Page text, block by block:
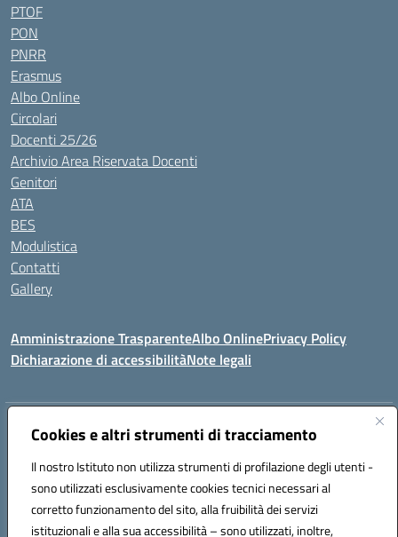
Cookies e altri strumenti di tracciamento
Il nostro Istituto non utilizza strumenti di profilazione degli utenti -
sono utilizzati esclusivamente cookies tecnici necessari al
corretto funzionamento del sito, alla fruibilità dei servizi
istituzionali e alla sua accessibilità – sono utilizzati, inoltre,
PTOF
PON
PNRR
Erasmus
Albo Online
Circolari
Docenti 25/26
Archivio Area Riservata Docenti
Genitori
ATA
BES
Modulistica
Contatti
Gallery
Amministrazione TrasparenteAlbo OnlinePrivacy Policy
Dichiarazione di accessibilitàNote legali
Indirizzo:Via Coniugi Crigna – Cap. 89861 – Tropea (VV)
Posta elettronica certificata (PEC):vvic82200d@pec.istruzione.it
Codice fiscale: 96012410799
Codice meccanografico:VVIC82200D